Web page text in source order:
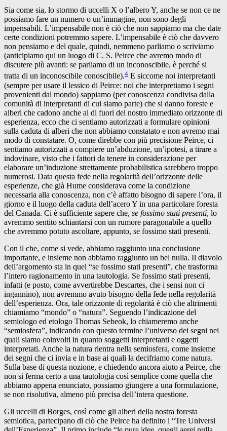
Sia come sia, lo stormo di uccelli X o l’albero Y, anche se non ce ne
possiamo fare un numero o un’immagine, non sono degli
impensabili. L’impensabile non è ciò che non sappiamo ma che date
certe condizioni potremmo sapere. L’impensabile è ciò che davvero
non pensiamo e del quale, quindi, nemmeno parliamo o scriviamo
(anticipiamo qui un luogo di C. S. Peirce che avremo modo di
discutere più avanti: se parliamo di un inconoscibile, è perché si
tratta di un inconoscibile conoscibile).4 E siccome noi interpretanti
(sempre per usare il lessico di Peirce: noi che interpretiamo i segni
provenienti dal mondo) sappiamo (per conoscenza condivisa dalla
comunità di interpretanti di cui siamo parte) che si danno foreste e
alberi che cadono anche al di fuori del nostro immediato orizzonte di
esperienza, ecco che ci sentiamo autorizzati a formulare opinioni
sulla caduta di alberi che non abbiamo constatato e non avremo mai
modo di constatare. O, come direbbe con più precisione Peirce, ci
sentiamo autorizzati a compiere un’abduzione, un’ipotesi, a tirare a
indovinare, visto che i fattori da tenere in considerazione per
elaborare un’induzione strettamente probabilistica sarebbero troppo
numerosi. Data questa fede nella regolarità dell’orizzonte delle
esperienze, che già Hume considerava come la condizione
necessaria alla conoscenza, non c’è affatto bisogno di sapere l’ora, il
giorno e il luogo della caduta dell’acero Y in una particolare foresta
del Canada. Ci è sufficiente sapere che, se fossimo stati presenti, lo
avremmo sentito schiantarsi con un rumore paragonabile a quello
che avremmo potuto ascoltare, appunto, se fossimo stati presenti.
Con il che, come si vede, abbiamo raggiunto una conclusione
importante, e insieme non abbiamo raggiunto un bel nulla. Il diavolo
dell’argomento sta in quel “se fossimo stati presenti”, che trasforma
l’intero ragionamento in una tautologia. Se fossimo stati presenti,
infatti (e posto, come avvertirebbe Descartes, che i sensi non ci
ingannino), non avremmo avuto bisogno della fede nella regolarità
dell’esperienza. Ora, tale orizzonte di regolarità è ciò che altrimenti
chiamiamo “mondo” o “natura”. Seguendo l’indicazione del
semiologo ed etologo Thomas Sebeok, lo chiameremo anche
“semiosfera”, indicando con questo termine l’universo dei segni nei
quali siamo coinvolti in quanto soggetti interpretanti e oggetti
interpretati. Anche la natura rientra nella semiosfera, come insieme
dei segni che ci invia e in base ai quali la decifriamo come natura.
Sulla base di questa nozione, e chiedendo ancora aiuto a Peirce, che
non si ferma certo a una tautologia così semplice come quella che
abbiamo appena enunciato, possiamo giungere a una formulazione,
se non risolutiva, almeno più precisa dell’intera questione.
Gli uccelli di Borges, così come gli alberi della nostra foresta
semiotica, partecipano di ciò che Peirce ha definito i “Tre Universi